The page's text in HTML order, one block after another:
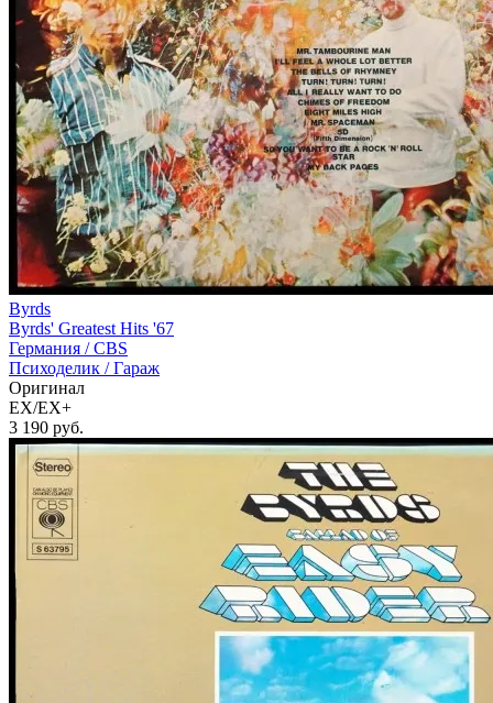
Byrds
Byrds' Greatest Hits '67
Германия /CBS
Психоделик / Гараж
Оригинал
EX/EX+
3 190 руб.